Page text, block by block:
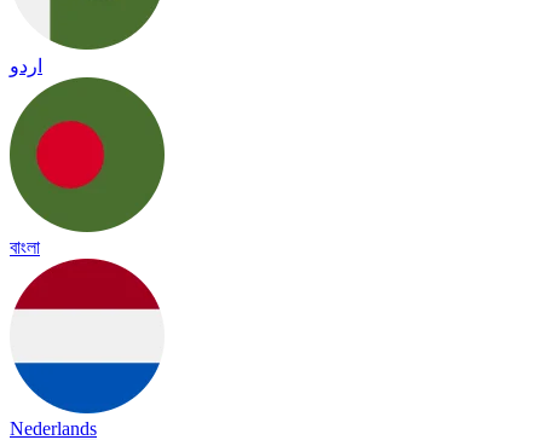
اردو
বাংলা
Nederlands